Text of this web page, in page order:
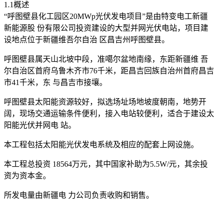
1.1概述
“呼图壁县化工园区20MWp光伏发电项目”是由特变电工新疆
新能源股 份有限公司投资建设的大型并网光伏电站，项目建
设地点位于新疆维吾尔自治 区昌吉州呼图壁县。
呼图壁县属天山北坡中段，准噶尔盆地南缘，东距新疆维 吾
尔自治区首府乌鲁木齐市76千米，距昌吉回族自治州首府昌吉
市41千米，东 与昌吉市接壤。
呼图壁县太阳能资源较好，拟选场址场地坡度朝南，地势开
阔，现场交通运输条件便利，接入电站较便利，适合于建设太
阳能光伏并网电 站。
本工程包括太阳能光伏发电系统及相应的配套上网设施。
本工程总投资 18564万元，其中国家补助为5.5W/元，其余投
资为资本金。
所发电量由新疆电 力公司负责收购和销售。